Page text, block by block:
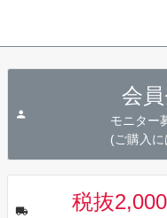
会員
モニター
(ご購入
税抜